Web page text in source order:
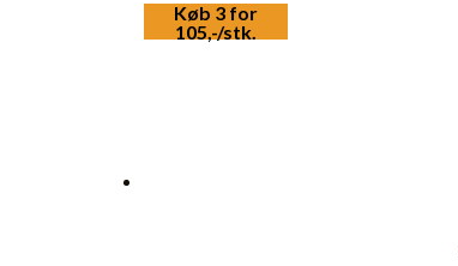
Køb 3 for
105,-/stk.